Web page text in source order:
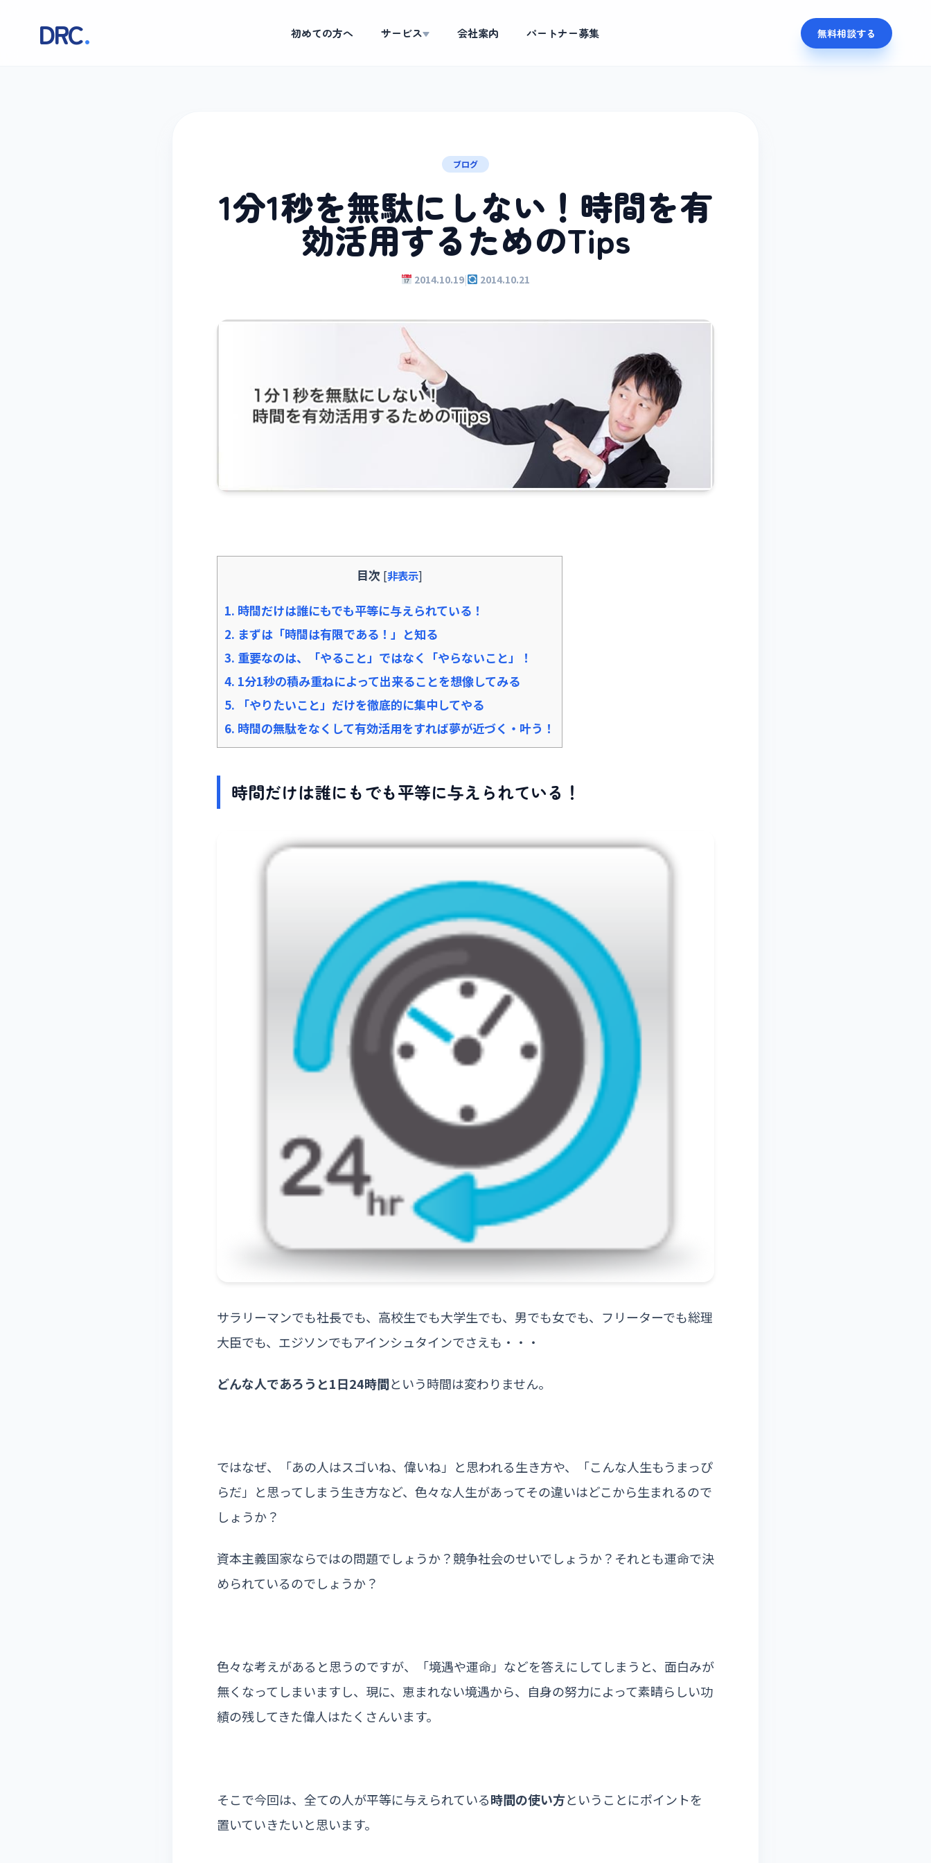
DRC. 初めての方へ サービス▼ 会社案内 パートナー募集 無料相談する
ブログ
1分1秒を無駄にしない！時間を有
効活用するためのTips
2014.10.19| 2014.10.21
目次 [非表示]
1. 時間だけは誰にもでも平等に与えられている！
2. まずは「時間は有限である！」と知る
3. 重要なのは、「やること」ではなく「やらないこと」！
4. 1分1秒の積み重ねによって出来ることを想像してみる
5. 「やりたいこと」だけを徹底的に集中してやる
6. 時間の無駄をなくして有効活用をすれば夢が近づく・叶う！
時間だけは誰にもでも平等に与えられている！
サラリーマンでも社長でも、高校生でも大学生でも、男でも女でも、フリーターでも総理
大臣でも、エジソンでもアインシュタインでさえも・・・
どんな人であろうと1日24時間という時間は変わりません。
ではなぜ、「あの人はスゴいね、偉いね」と思われる生き方や、「こんな人生もうまっぴ
らだ」と思ってしまう生き方など、色々な人生があってその違いはどこから生まれるので
しょうか？
資本主義国家ならではの問題でしょうか？競争社会のせいでしょうか？それとも運命で決
められているのでしょうか？
色々な考えがあると思うのですが、「境遇や運命」などを答えにしてしまうと、面白みが
無くなってしまいますし、現に、恵まれない境遇から、自身の努力によって素晴らしい功
績の残してきた偉人はたくさんいます。
そこで今回は、全ての人が平等に与えられている時間の使い方ということにポイントを
置いていきたいと思います。